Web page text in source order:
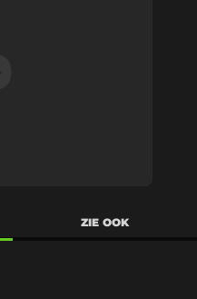
ZIE OOK